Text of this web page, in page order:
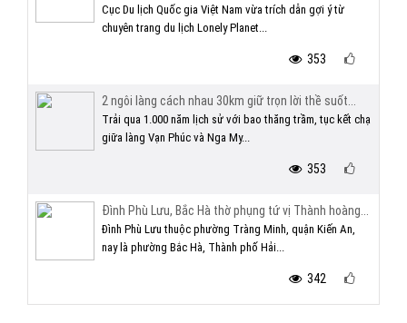
Cục Du lịch Quốc gia Việt Nam vừa trích dẫn gợi ý từ
chuyên trang du lịch Lonely Planet...
353
2 ngôi làng cách nhau 30km giữ trọn lời thề suốt...
Trải qua 1.000 năm lịch sử với bao thăng trầm, tục kết chạ
giữa làng Vạn Phúc và Nga My...
353
Đình Phù Lưu, Bắc Hà thờ phụng tứ vị Thành hoàng...
Đình Phù Lưu thuộc phường Tràng Minh, quận Kiến An,
nay là phường Bắc Hà, Thành phố Hải...
342